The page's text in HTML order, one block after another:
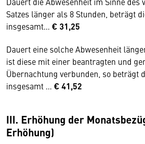
Satzes länger als 8 Stunden, beträgt
insgesamt... € 31,25
Dauert eine solche Abwesenheit
ist diese mit einer beantragten und
Übernachtung ver­bunden, so beträgt
insgesamt ... € 41,52
III. Erhöhung der
Erhöhung)